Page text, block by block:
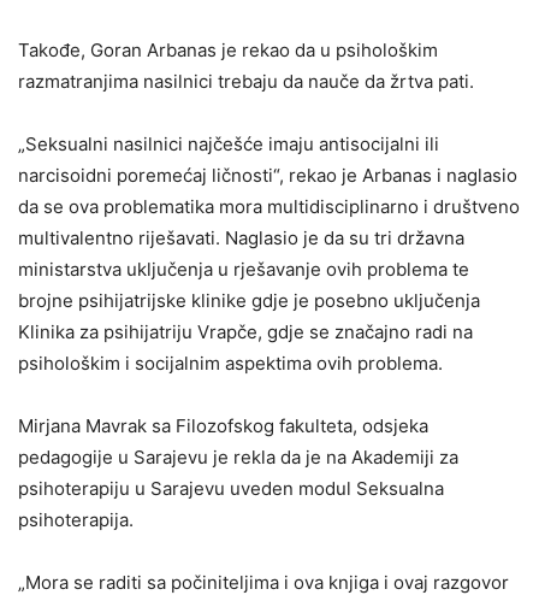
Takođe, Goran Arbanas je rekao da u psihološkim
razmatranjima nasilnici trebaju da nauče da žrtva pati.
„Seksualni nasilnici najčešće imaju antisocijalni ili
narcisoidni poremećaj ličnosti“, rekao je Arbanas i naglasio
da se ova problematika mora multidisciplinarno i društveno
multivalentno riješavati. Naglasio je da su tri državna
ministarstva uključenja u rješavanje ovih problema te
brojne psihijatrijske klinike gdje je posebno uključenja
Klinika za psihijatriju Vrapče, gdje se značajno radi na
psihološkim i socijalnim aspektima ovih problema.
Mirjana Mavrak sa Filozofskog fakulteta, odsjeka
pedagogije u Sarajevu je rekla da je na Akademiji za
psihoterapiju u Sarajevu uveden modul Seksualna
psihoterapija.
„Mora se raditi sa počiniteljima i ova knjiga i ovaj razgovor